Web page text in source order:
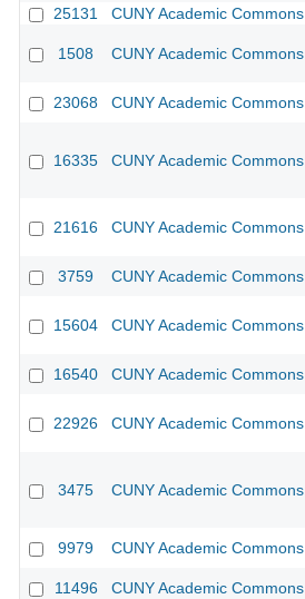
25131 CUNY Academic Commons
1508 CUNY Academic Commons
23068 CUNY Academic Commons
16335 CUNY Academic Commons
21616 CUNY Academic Commons
3759 CUNY Academic Commons
15604 CUNY Academic Commons
16540 CUNY Academic Commons
22926 CUNY Academic Commons
3475 CUNY Academic Commons
9979 CUNY Academic Commons
11496 CUNY Academic Commons